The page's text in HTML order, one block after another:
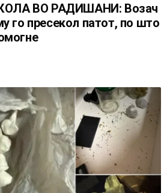
ВО РАДИШАНИ: Возач
го пресекол патот, по што